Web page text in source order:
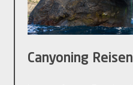
Canyoning Reisen